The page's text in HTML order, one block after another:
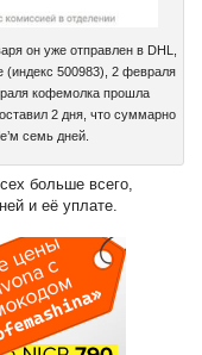
он уже отправлен в DHL,
(индекс 500983), 2 февраля
кофемолка прошла
2 дня, что суммарно
семь дней.
больше всего,
и её уплате.